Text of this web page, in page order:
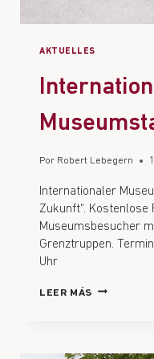
AKTUELLES
Por Robert Lebegern
Internationaler
Zukunft“. Kostenlose
Museumsbesucher
Grenztruppen.
Uhr
LEER MÁS